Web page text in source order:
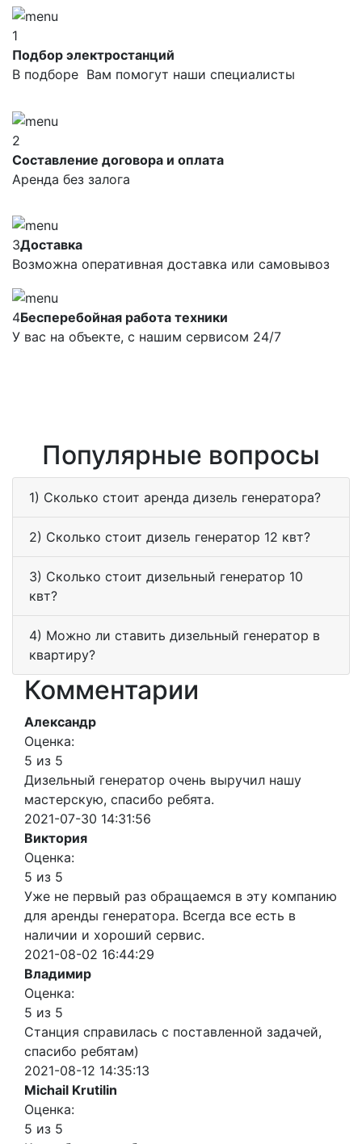
1
Подбор электростанций
В подборе Вам помогут наши специалисты
2
Составление договора и оплата
Аренда без залога
3Доставка
Возможна оперативная доставка или самовывоз
4Бесперебойная работа техники
У вас на объекте, с нашим сервисом 24/7
Популярные вопросы
1) Сколько стоит аренда дизель генератора?
2) Сколько стоит дизель генератор 12 квт?
3) Сколько стоит дизельный генератор 10
квт?
4) Можно ли ставить дизельный генератор в
квартиру?
Комментарии
Александр
Оценка:
5 из 5
Дизельный генератор очень выручил нашу
мастерскую, спасибо ребята.
2021-07-30 14:31:56
Виктория
Оценка:
5 из 5
Уже не первый раз обращаемся в эту компанию
для аренды генератора. Всегда все есть в
наличии и хороший сервис.
2021-08-02 16:44:29
Владимир
Оценка:
5 из 5
Станция справилась с поставленной задачей,
спасибо ребятам)
2021-08-12 14:35:13
Michail Krutilin
Оценка:
5 из 5